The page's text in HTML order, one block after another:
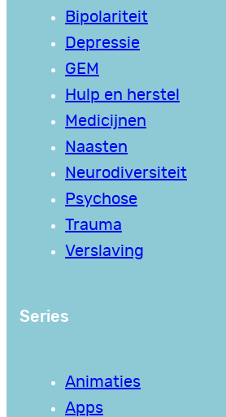
Bipolariteit
Depressie
GEM
Hulp en herstel
Medicijnen
Naasten
Neurodiversiteit
Psychose
Trauma
Verslaving
Series
Animaties
Apps